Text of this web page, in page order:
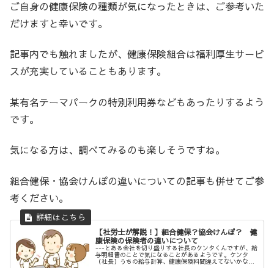
ご自身の健康保険の種類が気になったときは、ご参考いた
だけますと幸いです。
記事内でも触れましたが、健康保険組合は福利厚生サービ
スが充実していることもあります。
某有名テーマパークの特別利用券などもあったりするよう
です。
気になる方は、調べてみるのも楽しそうですね。
組合健保・協会けんぽの違いについての記事も併せてご参
考ください。
【社労士が解説！】組合健保？協会けんぽ？ 健
康保険の保険者の違いについて
---とある会社を切り盛りする社長のケンタくんですが、給
与明細書のことで気になることがあるようです。ケンタ
（社長）うちの給与計算、健康保険料間違えてないかな？